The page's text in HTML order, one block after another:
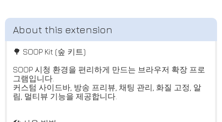
🌳 SOOP Kit (숲 키트)
SOOP 시청 환경을 편리하게 만드는 브라우저 확장 프로
그램입니다.
커스텀 사이드바, 방송 프리뷰, 채팅 관리, 화질 고정, 알
림, 멀티뷰 기능을 제공합니다.